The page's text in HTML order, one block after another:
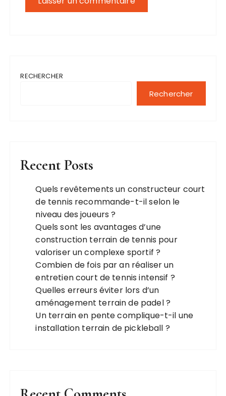
RECHERCHER
Rechercher
Recent Posts
Quels revêtements un constructeur court
de tennis recommande-t-il selon le
niveau des joueurs ?
Quels sont les avantages d’une
construction terrain de tennis pour
valoriser un complexe sportif ?
Combien de fois par an réaliser un
entretien court de tennis intensif ?
Quelles erreurs éviter lors d’un
aménagement terrain de padel ?
Un terrain en pente complique-t-il une
installation terrain de pickleball ?